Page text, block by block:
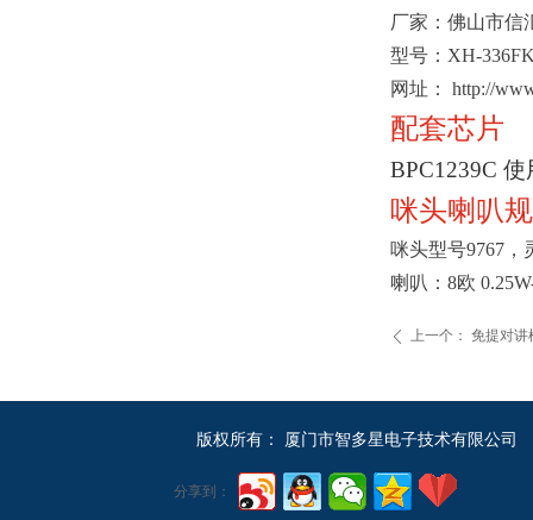
ꄴ 上一个： 免提对讲
厂家：佛山市信
型号：XH-
网址： http://
配套芯片
BPC1239C
咪头喇叭
咪头型号9767，
喇叭：8欧
版权所有： 厦门市智多星电子技术有限公司
分享到：